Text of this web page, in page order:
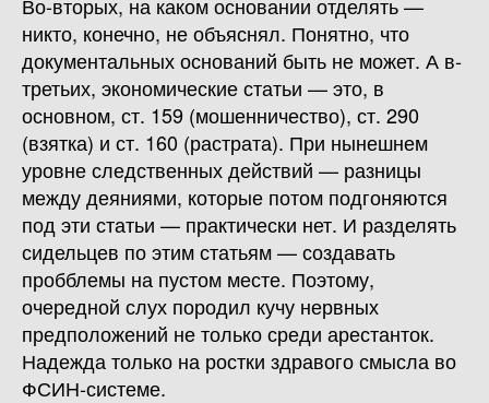
никто, конечно, не объяснял. Понятно, что
документальных оснований быть не может. А в-
третьих, экономические статьи — это, в
основном, ст. 159 (мошенничество), ст. 290
(взятка) и ст. 160 (растрата). При нынешнем
уровне следственных действий — разницы
между деяниями, которые потом подгоняются
под эти статьи — практически нет. И разделять
сидельцев по этим статьям — создавать
пробблемы на пустом месте. Поэтому,
очередной слух породил кучу нервных
предположений не только среди арестанток.
Надежда только на ростки здравого смысла во
ФСИН-системе.